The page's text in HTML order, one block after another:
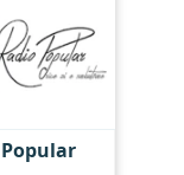
Popular